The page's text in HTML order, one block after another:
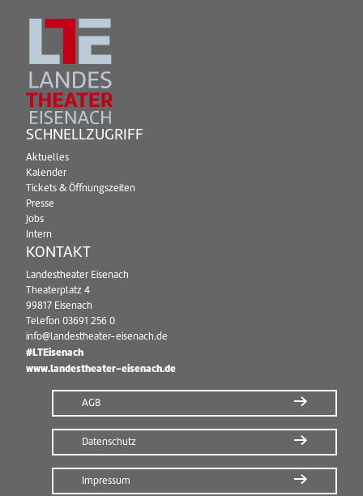
SCHNELLZUGRIFF
Aktuelles
Kalender
Tickets & Öffnungszeiten
Presse
Jobs
Intern
KONTAKT
Landestheater Eisenach
Theaterplatz 4
99817 Eisenach
Telefon 03691 256 0
info@landestheater-eisenach.de
#LTEisenach
www.landestheater-eisenach.de
AGB
Datenschutz
Impressum